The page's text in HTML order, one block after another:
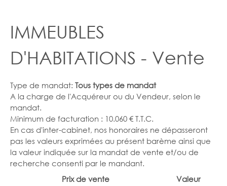
AUTRES
IMMEUBLES
D'HABITATIONS - Vente
Type de mandat: Tous types de mandat
A la charge de l'Acquéreur ou du Vendeur, selon le
mandat.
Minimum de facturation : 10.060 € T.T.C.
En cas d'inter-cabinet, nos honoraires ne dépasseront
pas les valeurs exprimées au présent barème ainsi que
la valeur indiquée sur la mandat de vente et/ou de
recherche consenti par le mandant.
Prix de vente
Valeur